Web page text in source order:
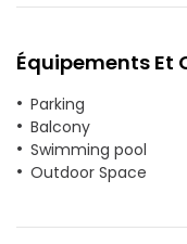
Équipements
Parking
Balcony
Swimming pool
Outdoor Space